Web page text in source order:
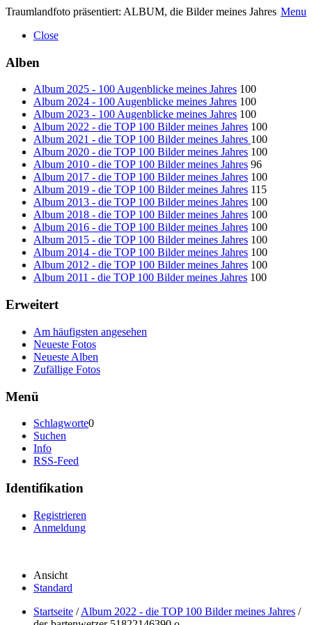
Traumlandfoto präsentiert: ALBUM, die Bilder meines Jahres Menu
Close
Alben
Album 2025 - 100 Augenblicke meines Jahres 100
Album 2024 - 100 Augenblicke meines Jahres 100
Album 2023 - 100 Augenblicke meines Jahres 100
Album 2022 - die TOP 100 Bilder meines Jahres 100
Album 2021 - die TOP 100 Bilder meines Jahres 100
Album 2020 - die TOP 100 Bilder meines Jahres 100
Album 2010 - die TOP 100 Bilder meines Jahres 96
Album 2017 - die TOP 100 Bilder meines Jahres 100
Album 2019 - die TOP 100 Bilder meines Jahres 115
Album 2013 - die TOP 100 Bilder meines Jahres 100
Album 2018 - die TOP 100 Bilder meines Jahres 100
Album 2016 - die TOP 100 Bilder meines Jahres 100
Album 2015 - die TOP 100 Bilder meines Jahres 100
Album 2014 - die TOP 100 Bilder meines Jahres 100
Album 2012 - die TOP 100 Bilder meines Jahres 100
Album 2011 - die TOP 100 Bilder meines Jahres 100
Erweitert
Am häufigsten angesehen
Neueste Fotos
Neueste Alben
Zufällige Fotos
Menü
Schlagworte0
Suchen
Info
RSS-Feed
Identifikation
Registrieren
Anmeldung
Ansicht
Standard
Startseite /Album 2022 - die TOP 100 Bilder meines Jahres /